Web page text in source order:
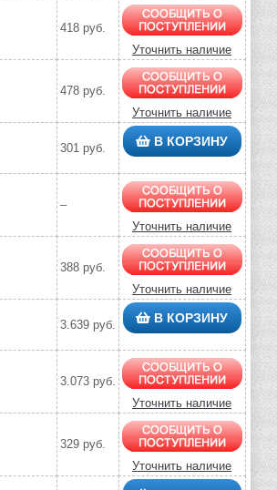
418 руб.
Уточнить наличие
478 руб.
Уточнить наличие
301 руб. В КОРЗИНУ
–
Уточнить наличие
388 руб.
Уточнить наличие
3.639 руб. В КОРЗИНУ
3.073 руб.
Уточнить наличие
329 руб.
Уточнить наличие